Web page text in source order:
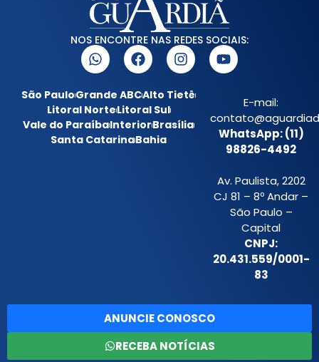
NOS ENCONTRE NAS REDES SOCIAIS:
São PauloGrande ABCAlto Tietê
Litoral NorteLitoral Sul
Vale do ParaíbaInteriorBrasília
Santa CatarinaBahia
E-mail:
WhatsApp: (11)
98826-4492
Av. Paulista, 2202
CJ 81 – 8º Andar –
São Paulo –
Capital
CNPJ:
20.431.559/0001-
83
ANUNCIE CONOSCO
RECEBA NOTÍCIAS